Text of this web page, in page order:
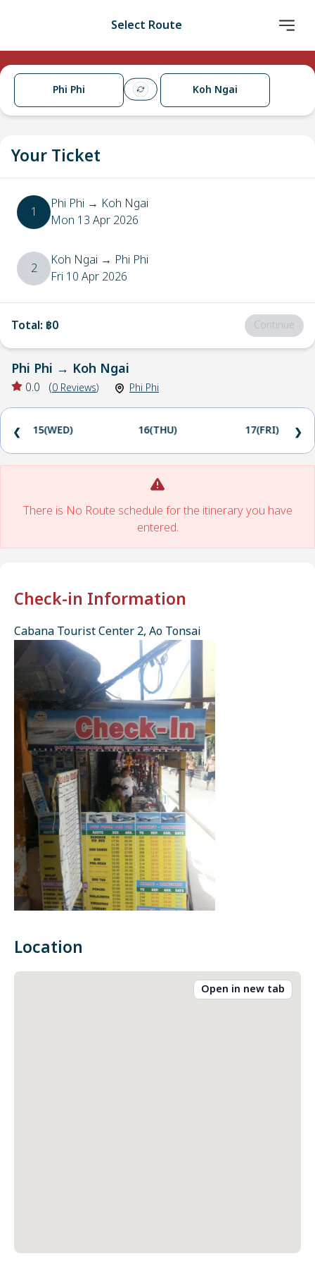
Select Route
Phi Phi Koh Ngai
Your Ticket
1 Phi Phi → Koh Ngai
Mon 13 Apr 2026
2 Koh Ngai → Phi Phi
Fri 10 Apr 2026
Total: ฿0 Continue
Phi Phi → Koh Ngai
0.0 (0 Reviews) Phi Phi
15(WED) 16(THU) 17(FRI)
❮ ❯
There is No Route schedule for the itinerary you have
entered.
Check-in Information
Cabana Tourist Center 2, Ao Tonsai
Location
Open in new tab